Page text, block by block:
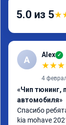
5.0 из 5★
A Alex ✓
★★★
4
«Чип тюнинг,
автомобиля»
Спасибо
kia mohave